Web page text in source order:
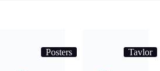
Posters Tavlor